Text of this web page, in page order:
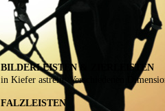
BILDERLEISTEN & ZIERLEISTEN
in Kiefer astrein: Verschiedenen
FALZLEISTEN